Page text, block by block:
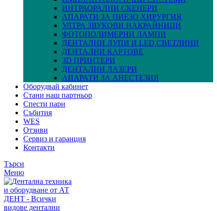
ИНТРАОРАЛНИ СКЕНЕРИ
АПАРАТИ ЗА ПИЕЗО ХИРУРГИЯ
УЛТРА ЗВУКОВИ НАКРАЙНИЦИ
ФОТОПОЛИМЕРНИ ЛАМПИ
ДЕНТАЛНИ ЛУПИ И LED СВЕТЛИНИ
ДЕНТАЛНИ КАРТОВЕ
3D ПРИНТЕРИ
ДЕНТАЛНИ ЛАЗЕРИ
АПАРАТИ ЗА АНЕСТЕЗИЯ
Оборудвай кабинет
Стани наш партньор
Спести пари
Събития
WES
Отзиви
Сервиз и гаранция
Контакти
Търси
Меню